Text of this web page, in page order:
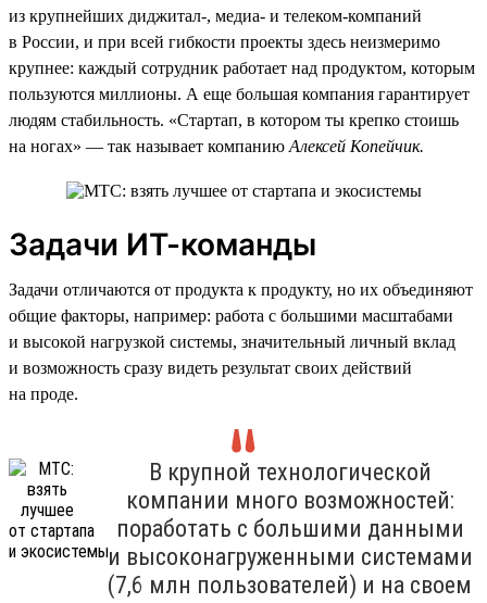
из крупнейших диджитал-, медиа- и телеком-компаний
в России, и при всей гибкости проекты здесь неизмеримо
крупнее: каждый сотрудник работает над продуктом, которым
пользуются миллионы. А еще большая компания гарантирует
людям стабильность. «Стартап, в котором ты крепко стоишь
на ногах» — так называет компанию Алексей Копейчик.
Задачи ИТ-команды
Задачи отличаются от продукта к продукту, но их объединяют
общие факторы, например: работа с большими масштабами
и высокой нагрузкой системы, значительный личный вклад
и возможность сразу видеть результат своих действий
на проде.
В крупной технологической
компании много возможностей:
поработать с большими данными
и высоконагруженными системами
(7,6 млн пользователей) и на своем